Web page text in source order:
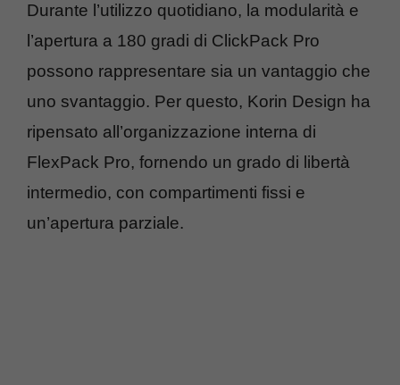
Durante l’utilizzo quotidiano, la modularità e
l’apertura a 180 gradi di ClickPack Pro
possono rappresentare sia un vantaggio che
uno svantaggio. Per questo, Korin Design ha
ripensato all’organizzazione interna di
FlexPack Pro, fornendo un grado di libertà
intermedio, con compartimenti fissi e
un’apertura parziale.